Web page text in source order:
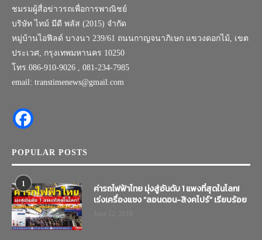
ชมรมผู้สื่อข่าวรถเพื่อการพาณิชย์
บริษัท ไทม์ มีดี พลัส (2015) จำกัด
หมู่บ้านไอฟีลด์ บางนา 239/61 ถนนกาญจนาภิเษก แขวงดอกไม้, เขต
ประเวศ, กรุงเทพมหานคร 10250
โทร.086-910-9026 , 081-234-7985
email: transtimenews@gmail.com
POPULAR POSTS
1
ค่ารถไฟฟ้าไทย มุ่งสู่อันดับ 1 แพงที่สุดในโลก!
เร่งเครื่องแซง “ลอนดอน-สิงคโปร์” เรียบร้อย